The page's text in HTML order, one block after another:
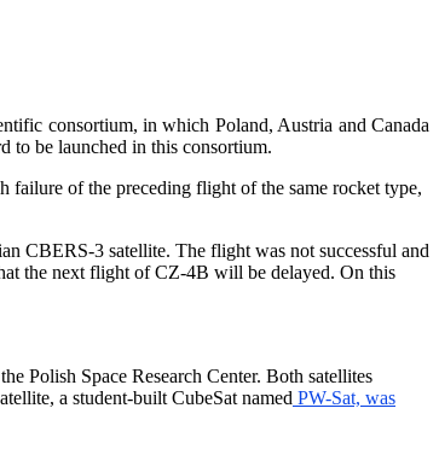
consortium, in which Poland, Austria and Canada
to be launched in this consortium.
of the preceding flight of the same rocket type,
CBERS-3 satellite. The flight was not successful and
the next flight of CZ-4B will be delayed. On this
Polish Space Research Center. Both satellites
a student-built CubeSat named PW-Sat, was